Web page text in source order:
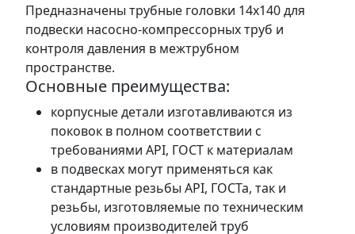
Предназначены трубные головки 14x140 для
подвески насосно-компрессорных труб и
контроля давления в межтрубном
пространстве.
Основные преимущества:
корпусные детали изготавливаются из
поковок в полном соответствии с
требованиями API, ГОСТ к материалам
в подвесках могут применяться как
стандартные резьбы API, ГОСТа, так и
резьбы, изготовляемые по техническим
условиям производителей труб